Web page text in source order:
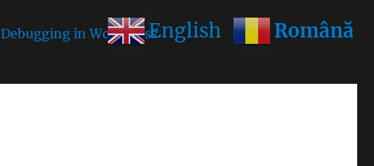
Debugging in WordPressfor more information. (This
English Română